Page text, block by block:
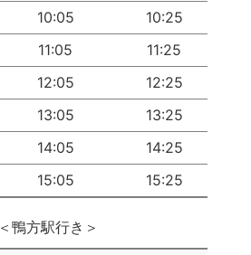
10:05
10:25
11:05
11:25
12:05
12:25
13:05
13:25
14:05
14:25
15:05 15:25
＜鴨方駅行き＞